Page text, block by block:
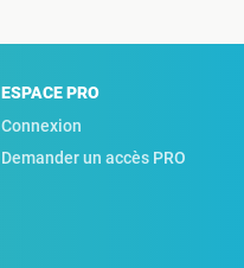
ESPACE PRO
Connexion
Demander un accès PRO